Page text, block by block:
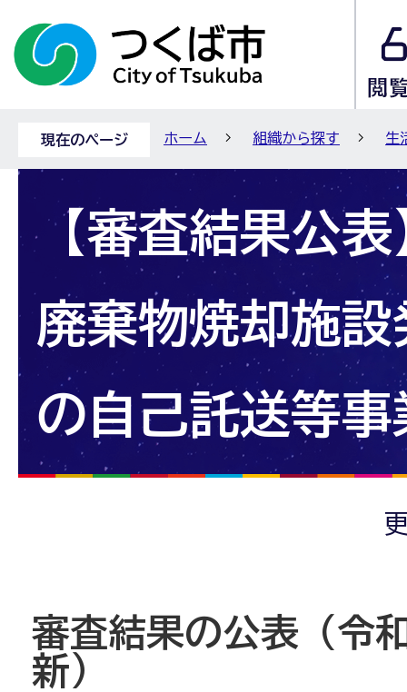
現在のページ ホーム 組織から探す 生
【審査結果公
廃棄物焼却施
の自己託送等事
審査結果の公表（令
新）